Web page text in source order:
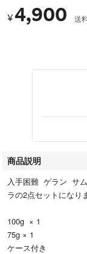
¥4,900 送
商品説明
入手困難 ゲラン サ
ラの2点セットになり
100g × 1
75g × 1
ケース付き